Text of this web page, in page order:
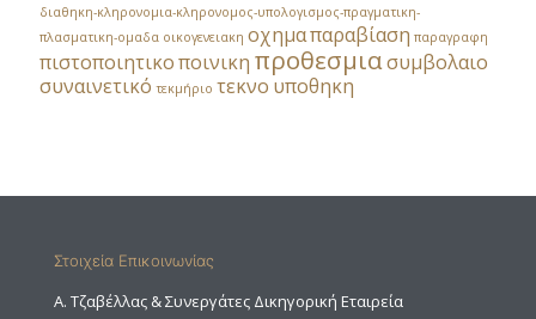
διαθηκη-κληρονομια-κληρονομος-υπολογισμος-πραγματικη-
πλασματικη-ομαδα οικογενειακη οχημαπαραβίαση παραγραφη
πιστοποιητικοποινικη προθεσμιασυμβολαιο
συναινετικό τεκμήριο τεκνο υποθηκη
Στοιχεία Επικοινωνίας
A. Τζαβέλλας & Συνεργάτες Δικηγορική Εταιρεία